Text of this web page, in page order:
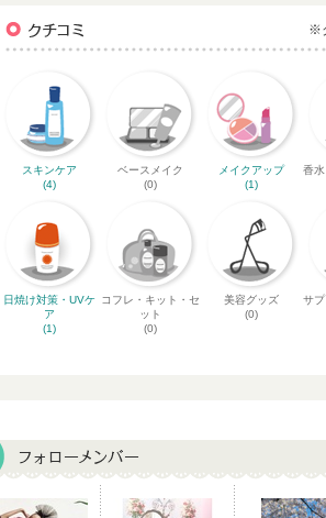
※
スキンケア
(4)
ベースメイク
(0)
メイクアップ
(1)
香
日焼け対策・UVケ
ア
(1)
コフレ・キット・セ
ット
(0)
美容グッズ
(0)
サ